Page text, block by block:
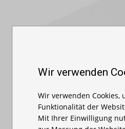
Wir verwenden
Wir verwenden Cookies,
Funktionalität der
Mit Ihrer Einwilligung